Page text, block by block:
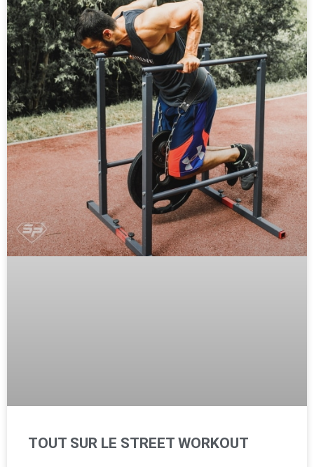
TOUT SUR LE STREET WORKOUT